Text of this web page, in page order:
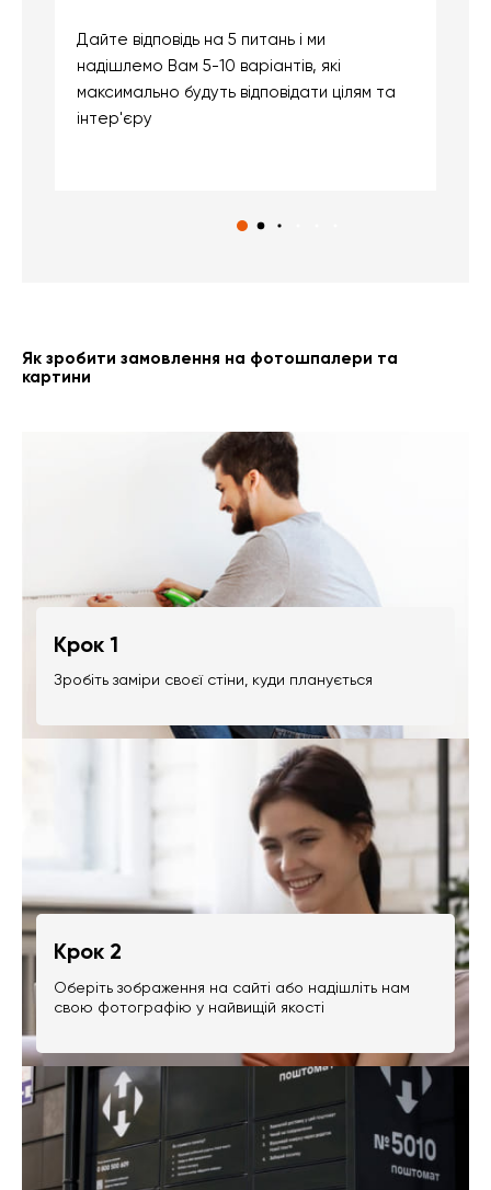
Дайте відповідь на 5 питань і ми
надішлемо Вам 5-10 варіантів, які
максимально будуть відповідати цілям та
інтер'єру
Як зробити замовлення на фотошпалери та
картини
Крок 1
Зробіть заміри своєї стіни, куди планується
Крок 2
Оберіть зображення на сайті або надішліть нам
свою фотографію у найвищій якості